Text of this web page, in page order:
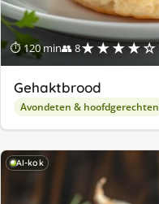
⏱ 120 min👥 8★★★★☆
Gehaktbrood
Avondeten & hoofdgerechten
AI-kok